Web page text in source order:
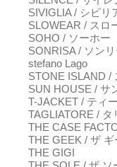
SIVIGLIA / シビリ
SLOWEAR / スロ
SOHO / ソーホー
SONRISA / ソン
stefano Lago
STONE ISLAND /
SUN HOUSE / サ
T-JACKET / ティ
TAGLIATORE / タ
THE CASE
THE GEEK / ザ ギ
THE GIGI